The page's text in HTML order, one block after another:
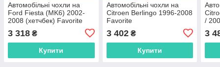
Автомобільні чохли на
Ford Fiesta (MK6) 2002-
2008 (хетчбек) Favorite
3 318 ₴
Купити
Автомобільні чохли на
Citroen Berlingo 1996-2008
Favorite
3 402₴
Купити
/
3